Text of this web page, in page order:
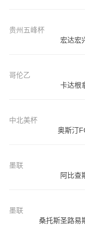
贵州五峰杯
宏达宏
哥伦乙
卡达根
中北美杯
奥斯汀
墨联
阿比查
墨联
桑托斯圣路易